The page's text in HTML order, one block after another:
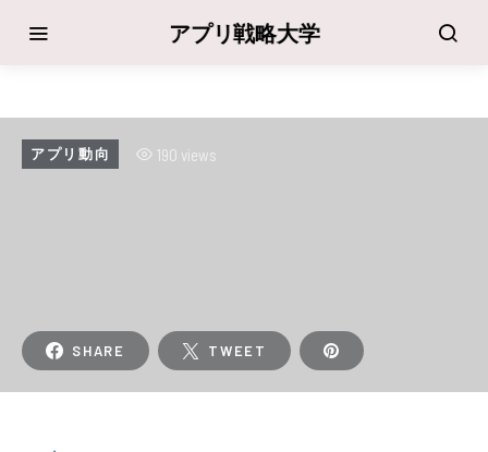
アプリ戦略大学
アプリ動向 190 views
SHARE TWEET